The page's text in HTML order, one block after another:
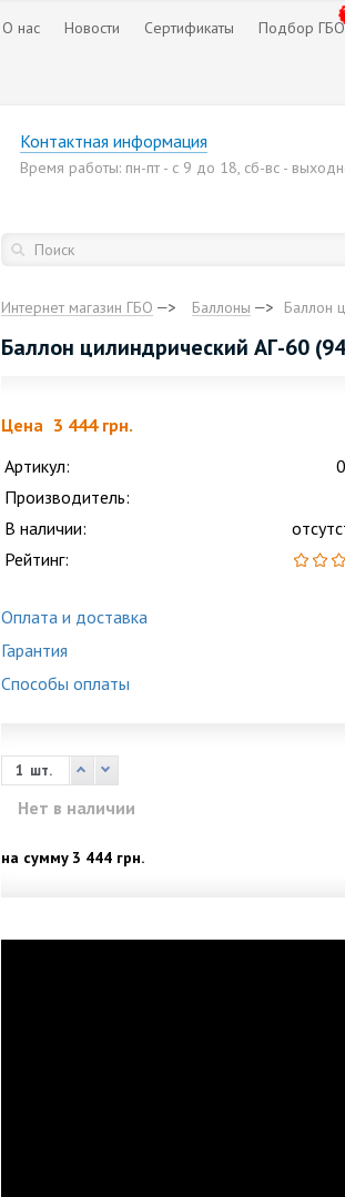
О нас Новости Сертификаты Подбор ГБО
Контактная информация
Время работы: пн-пт - с 9 до 18, сб-вс -
Интернет магазин ГБО Баллоны Баллон
Баллон цилиндрический АГ-60
Цена 3 444 грн.
Артикул:
Производитель:
В наличии:
Рейтинг:
Оплата и доставка
Гарантия
Способы оплаты
шт.
Нет в наличии
на сумму 3 444 грн.